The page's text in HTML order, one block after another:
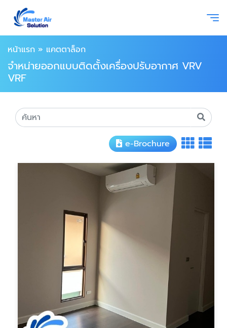
หน้าแรก » แคตตาล็อก
จำหน่ายออกแบบติดตั้งเครื่องปรับอากาศ VRV
VRF
e-Brochure